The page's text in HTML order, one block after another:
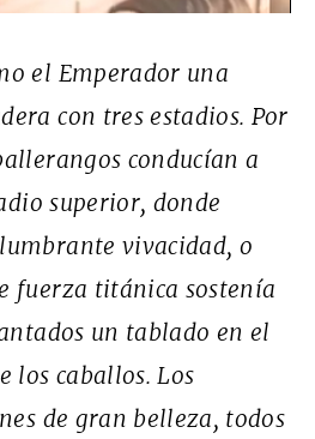
el Emperador una
con tres estadios. Por
conducían a
superior, donde
vivacidad, o
fuerza titánica sostenía
un tablado en el
los caballos. Los
de gran belleza, todos